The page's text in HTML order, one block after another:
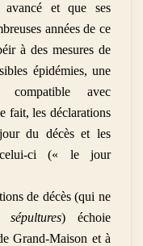
et que ses
années de ce
à des mesures de
épidémies, une
avec
fait, les déclarations
du décès et les
celui-ci (« le jour
de décès (qui ne
) échoie
Grand-Maison et à